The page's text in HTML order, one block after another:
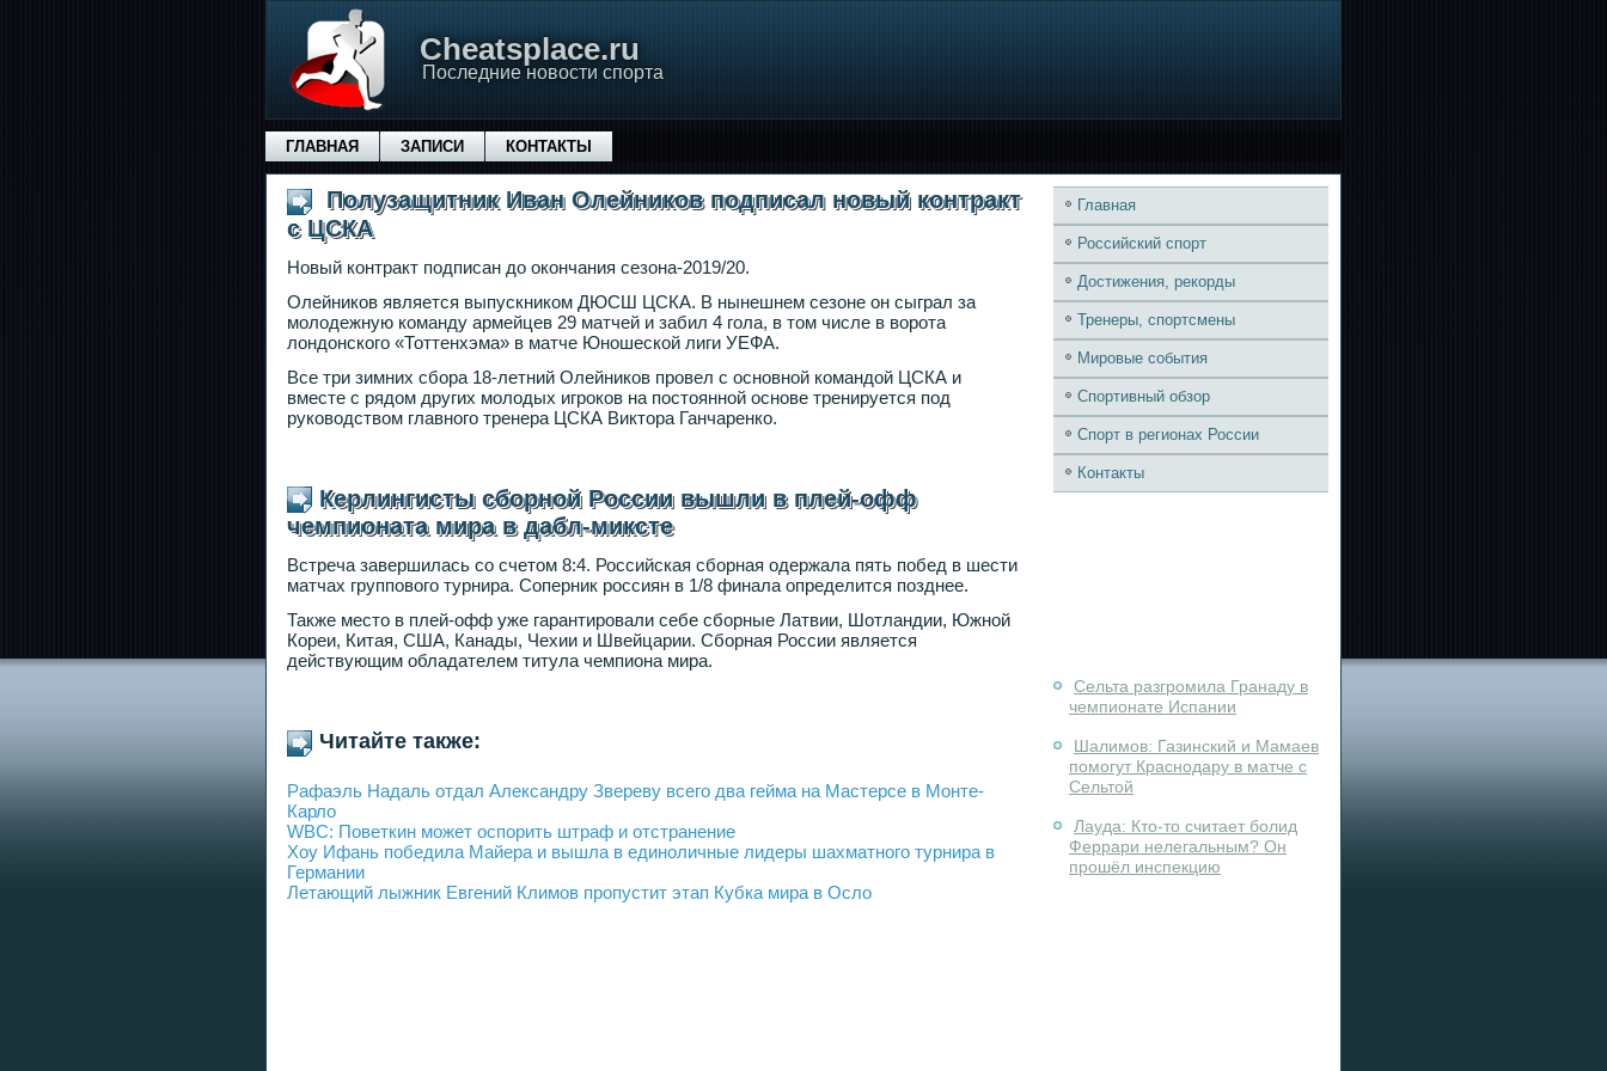
Сheatsplace.ru
Последние новости спорта
ГЛАВНАЯ ЗАПИСИ КОНТАКТЫ
Полузащитник Иван Олейников подписал новый контракт
с ЦСКА
Новый контракт подписан до окончания сезона-2019/20.
Олейников является выпускником ДЮСШ ЦСКА. В нынешнем сезоне он сыграл за
молодежную команду армейцев 29 матчей и забил 4 гола, в том числе в ворота
лондонского «Тоттенхэма» в матче Юношеской лиги УЕФА.
Все три зимних сбора 18-летний Олейников провел с основной командой ЦСКА и
вместе с рядом других молодых игроков на постоянной основе тренируется под
руководством главного тренера ЦСКА Виктора Ганчаренко.
Керлингисты сборной России вышли в плей-офф
чемпионата мира в дабл-миксте
Встреча завершилась со счетом 8:4. Российская сборная одержала пять побед в шести
матчах группового турнира. Соперник россиян в 1/8 финала определится позднее.
Также место в плей-офф уже гарантировали себе сборные Латвии, Шотландии, Южной
Кореи, Китая, США, Канады, Чехии и Швейцарии. Сборная России является
действующим обладателем титула чемпиона мира.
Читайте также:
Рафаэль Надаль отдал Александру Звереву всего два гейма на Мастерсе в Монте-
Карло
WBC: Поветкин может оспорить штраф и отстранение
Хоу Ифань победила Майера и вышла в единоличные лидеры шахматного турнира в
Германии
Летающий лыжник Евгений Климов пропустит этап Кубка мира в Осло
Главная
Российский спорт
Достижения, рекорды
Тренеры, спортсмены
Мировые события
Спортивный обзор
Спорт в регионах России
Контакты
Сельта разгромила Гранаду в
чемпионате Испании
Шалимов: Газинский и Мамаев
помогут Краснодару в матче с
Сельтой
Лауда: Кто-то считает болид
Феррари нелегальным? Он
прошёл инспекцию